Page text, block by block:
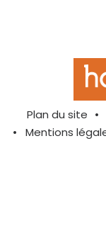
Plan du site
Mentions